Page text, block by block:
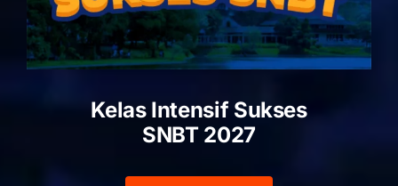
Kelas Intensif Sukses
SNBT 2027